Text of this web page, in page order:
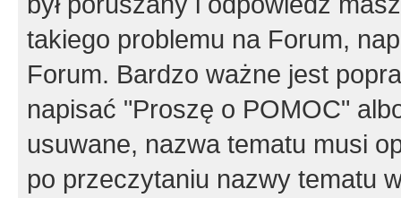
takiego problemu na Forum,
Forum. Bardzo ważne jest
napisać "Proszę o POMOC"
usuwane, nazwa tematu musi
po przeczytaniu nazwy tematu